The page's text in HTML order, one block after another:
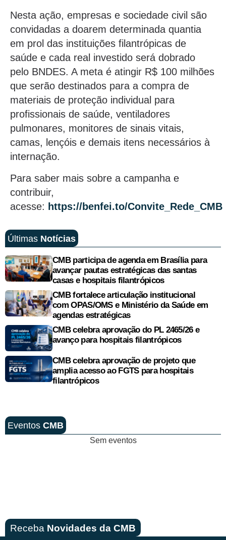
Nesta ação, empresas e sociedade civil são
convidadas a doarem determinada quantia
em prol das instituições filantrópicas de
saúde e cada real investido será dobrado
pelo BNDES. A meta é atingir R$ 100 milhões
que serão destinados para a compra de
materiais de proteção individual para
profissionais de saúde, ventiladores
pulmonares, monitores de sinais vitais,
camas, lençóis e demais itens necessários à
internação.
Para saber mais sobre a campanha e
contribuir,
acesse: https://benfei.to/Convite_Rede_CMB
Últimas Notícias
CMB participa de agenda em Brasília para
avançar pautas estratégicas das santas
casas e hospitais filantrópicos
CMB fortalece articulação institucional
com OPAS/OMS e Ministério da Saúde em
agendas estratégicas
CMB celebra aprovação do PL 2465/26 e
avanço para hospitais filantrópicos
CMB celebra aprovação de projeto que
amplia acesso ao FGTS para hospitais
filantrópicos
Eventos CMB
Sem eventos
Receba Novidades da CMB